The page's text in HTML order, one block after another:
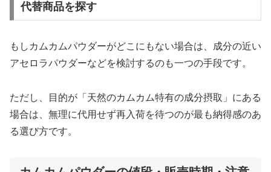
代替商品を探す
もしカムカムパウダーがどこにもない場合は、成分の近い
アセロラパウダーなどを検討するのも一つの手段です。
ただし、目的が「天然のカムカム特有の成分摂取」にある
場合は、無理に代用せず再入荷を待つのが最も納得感のあ
る選び方です。